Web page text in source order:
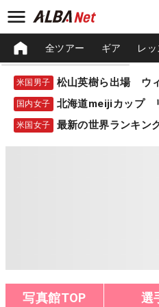
全ツアー ギア レ
米国男子
国内女子 北海道meijiカップ
米国女子 最新の世界ランキン
写真館TOP 選